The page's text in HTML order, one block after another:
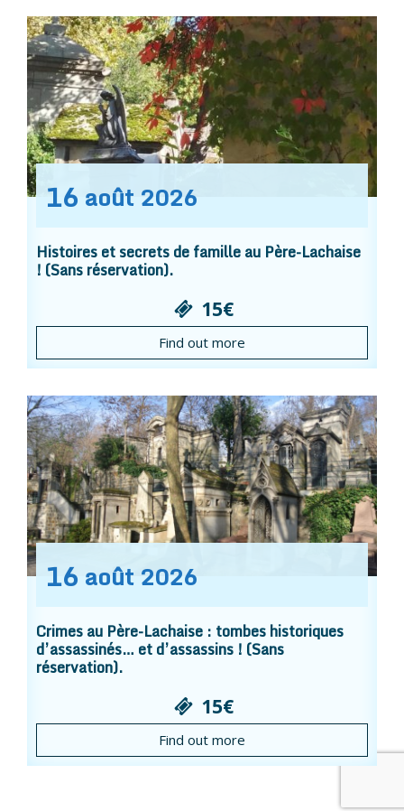
16 août 2026
Histoires et secrets de famille au Père-Lachaise
! (Sans réservation).
15€
Find out more
16 août 2026
Crimes au Père-Lachaise : tombes historiques
d’assassinés… et d’assassins ! (Sans
réservation).
15€
Find out more